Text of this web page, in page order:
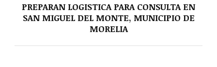
PREPARAN LOGISTICA PARA CONSULTA EN
SAN MIGUEL DEL MONTE, MUNICIPIO DE
MORELIA